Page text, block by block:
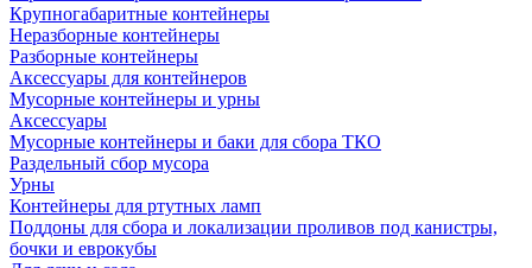
Крупногабаритные контейнеры
Неразборные контейнеры
Разборные контейнеры
Аксессуары для контейнеров
Мусорные контейнеры и урны
Аксессуары
Мусорные контейнеры и баки для сбора ТКО
Раздельный сбор мусора
Урны
Контейнеры для ртутных ламп
Поддоны для сбора и локализации проливов под канистры,
бочки и еврокубы